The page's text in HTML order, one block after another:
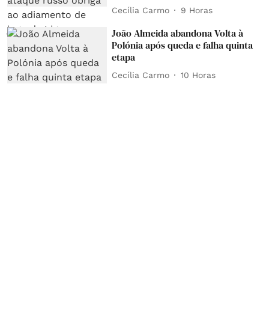
Cecília Carmo 9 Horas
João Almeida abandona Volta à
Polónia após queda e falha quinta
etapa
Cecília Carmo 10 Horas